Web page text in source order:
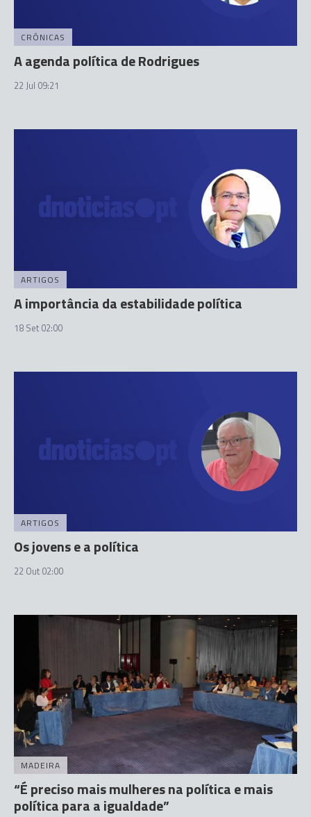
CRÓNICAS
A agenda política de Rodrigues
22 Jul 09:21
ARTIGOS
A importância da estabilidade política
18 Set 02:00
ARTIGOS
Os jovens e a política
22 Out 02:00
MADEIRA
“É preciso mais mulheres na política e mais
política para a igualdade”